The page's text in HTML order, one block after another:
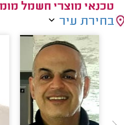
טכנאי מוצרי חשמל
בחירת עיר